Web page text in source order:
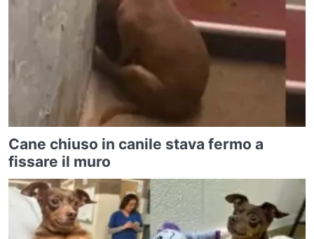
Cane chiuso in canile stava fermo a
fissare il muro